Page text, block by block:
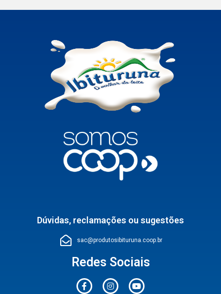
Dúvidas, reclamações ou sugestões
sac@produtosibituruna.coop.br
Redes Sociais